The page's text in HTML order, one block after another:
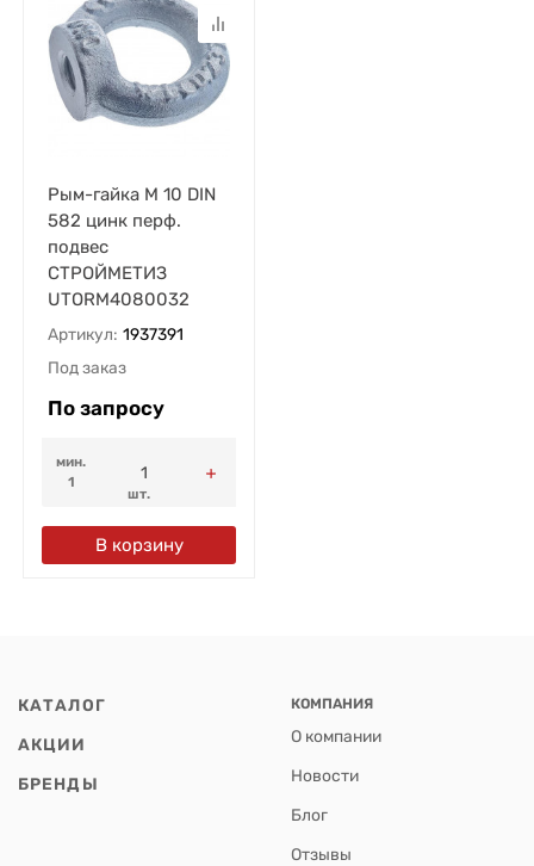
Рым-гайка М 10 DIN
582 цинк перф.
подвес
СТРОЙМЕТИЗ
UTORM4080032
Артикул: 1937391
Под заказ
По запросу
мин.
1
шт.
В корзину
КАТАЛОГ
АКЦИИ
БРЕНДЫ
КОМПАНИЯ
О компании
Новости
Блог
Отзывы